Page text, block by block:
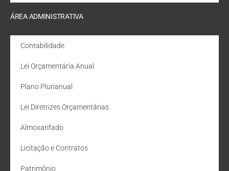
ÁREA ADMINISTRATIVA
Contabilidade
Lei Orçamentária Anual
Plano Plurianual
Lei Diretrizes Orçamentárias
Almoxarifado
Licitação e Contratos
Patrimônio